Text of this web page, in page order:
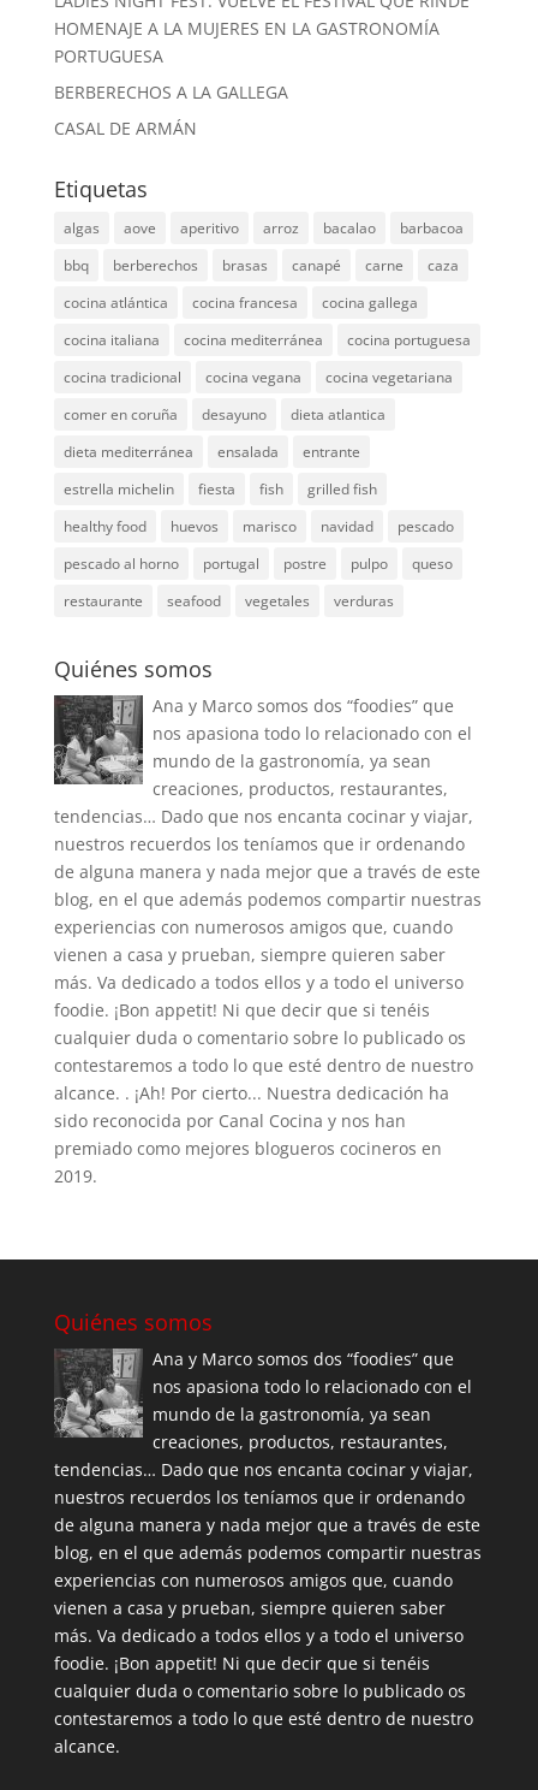
HOMENAJE A LA MUJERES EN LA GASTRONOMÍA
PORTUGUESA
BERBERECHOS A LA GALLEGA
CASAL DE ARMÁN
Etiquetas
algas aove aperitivo arroz bacalao
barbacoa
bbq
berberechos brasas canapé carne
caza
cocina atlántica
cocina francesa
cocina gallega
cocina italiana
cocina mediterránea
cocina portuguesa
cocina tradicional
cocina vegana
cocina vegetariana
comer en coruña
desayuno
dieta atlantica
dieta mediterránea
ensalada
entrante
estrella michelin
fiesta fish
grilled fish
healthy food
huevos marisco navidad
pescado
pescado al horno
portugal postre pulpo
queso
restaurante
seafood vegetales verduras
Quiénes somos
Ana y Marco somos dos “foodies” que
nos apasiona todo lo relacionado con el
mundo de la gastronomía, ya sean
creaciones, productos, restaurantes,
tendencias… Dado que nos encanta cocinar y viajar,
nuestros recuerdos los teníamos que ir ordenando
de alguna manera y nada mejor que a través de este
blog, en el que además podemos compartir nuestras
experiencias con numerosos amigos que, cuando
vienen a casa y prueban, siempre quieren saber
más. Va dedicado a todos ellos y a todo el universo
foodie. ¡Bon appetit! Ni que decir que si tenéis
cualquier duda o comentario sobre lo publicado os
contestaremos a todo lo que esté dentro de nuestro
alcance. . ¡Ah! Por cierto... Nuestra dedicación ha
sido reconocida por Canal Cocina y nos han
premiado como mejores blogueros cocineros en
2019.
Quiénes somos
Ana y Marco somos dos “foodies” que
nos apasiona todo lo relacionado con el
mundo de la gastronomía, ya sean
creaciones, productos, restaurantes,
tendencias… Dado que nos encanta cocinar y viajar,
nuestros recuerdos los teníamos que ir ordenando
de alguna manera y nada mejor que a través de este
blog, en el que además podemos compartir nuestras
experiencias con numerosos amigos que, cuando
vienen a casa y prueban, siempre quieren saber
más. Va dedicado a todos ellos y a todo el universo
foodie. ¡Bon appetit! Ni que decir que si tenéis
cualquier duda o comentario sobre lo publicado os
contestaremos a todo lo que esté dentro de nuestro
alcance.